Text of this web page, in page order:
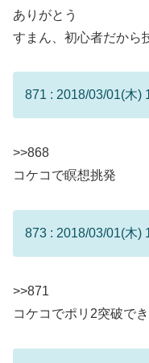
ありがとう
すまん、初心者だから
871 : 2018/03/01(木)
>>868
コケコで瞑想挑発
873 : 2018/03/01(木)
>>871
コケコでポリ2突破で